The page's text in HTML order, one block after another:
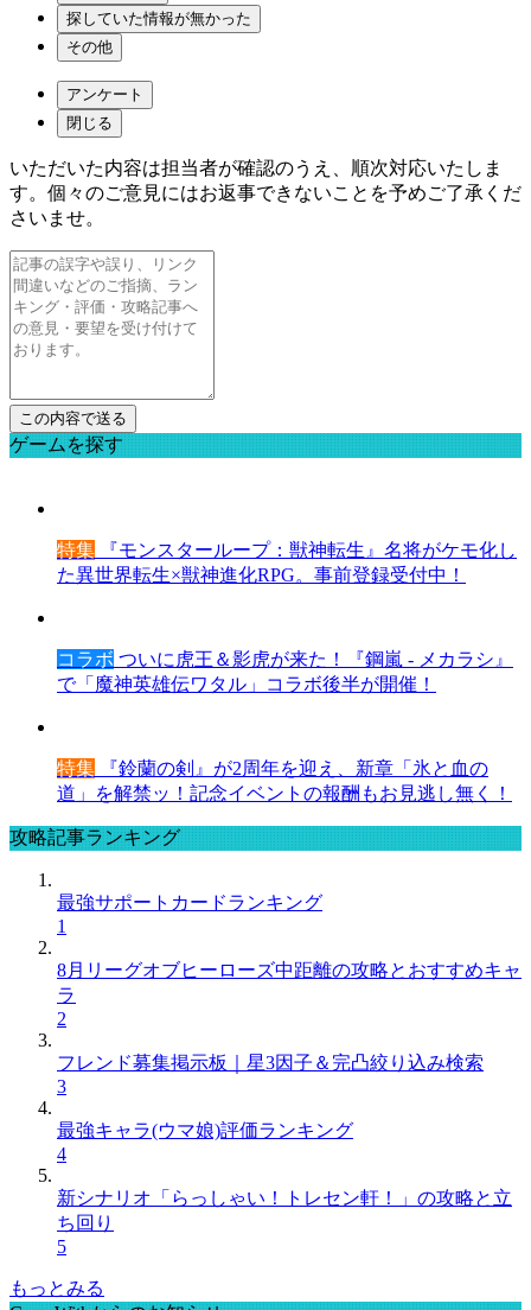
探していた情報が無かった
その他
アンケート
閉じる
いただいた内容は担当者が確認のうえ、順次対応いたしま
す。個々のご意見にはお返事できないことを予めご了承くだ
さいませ。
ゲームを探す
特集 『モンスターループ：獣神転生』名将がケモ化し
た異世界転生×獣神進化RPG。事前登録受付中！
コラボ ついに虎王＆影虎が来た！『鋼嵐 - メカラシ』
で「魔神英雄伝ワタル」コラボ後半が開催！
特集 『鈴蘭の剣』が2周年を迎え、新章「氷と血の
道」を解禁ッ！記念イベントの報酬もお見逃し無く！
攻略記事ランキング
最強サポートカードランキング
1
8月リーグオブヒーローズ中距離の攻略とおすすめキャ
ラ
2
フレンド募集掲示板｜星3因子＆完凸絞り込み検索
3
最強キャラ(ウマ娘)評価ランキング
4
新シナリオ「らっしゃい！トレセン軒！」の攻略と立
ち回り
5
もっとみる